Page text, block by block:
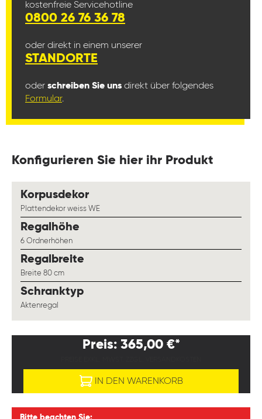
kostenfreie Servicehotline
0800 26 76 36 78
oder direkt in einem unserer
STANDORTE
oder schreiben Sie uns direkt über folgendes
Formular.
Konfigurieren Sie hier ihr Produkt
Korpusdekorauswählen
Plattendekor weiss WE
Regalhöhe
6 Ordnerhöhen
Regalbreite
Breite 80 cm
Schranktypauswählen
Aktenregal
Preis: 365,00 €*
IN DEN WARENKORB